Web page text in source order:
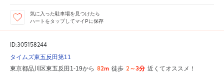
気に入った駐車場を見つけたら
ハートをタップしてマイPに保存
ID:305158244
タイムズ東五反田第11
東京都品川区東五反田1-19から 82m 徒歩 2～3分 近くてオススメ！